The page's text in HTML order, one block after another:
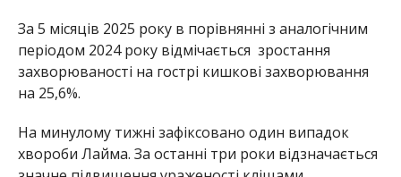
За 5 місяців 2025 року в порівнянні з аналогічним
періодом 2024 року відмічається зростання
захворюваності на гострі кишкові захворювання
на 25,6%.
На минулому тижні зафіксовано один випадок
хвороби Лайма. За останні три роки відзначається